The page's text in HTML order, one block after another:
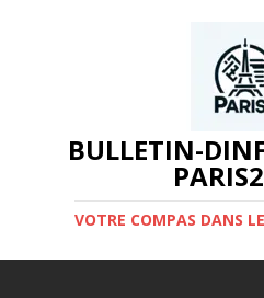
BULLETIN-
VOTRE COMPAS DANS